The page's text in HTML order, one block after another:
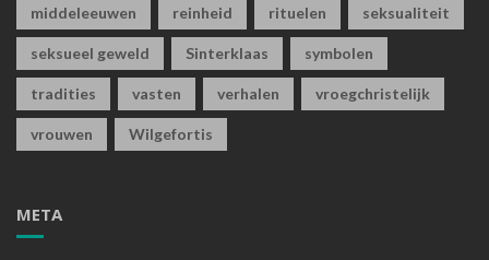
middeleeuwen reinheid rituelen seksualiteit
seksueel geweld Sinterklaas symbolen
tradities vasten verhalen vroegchristelijk
vrouwen Wilgefortis
META